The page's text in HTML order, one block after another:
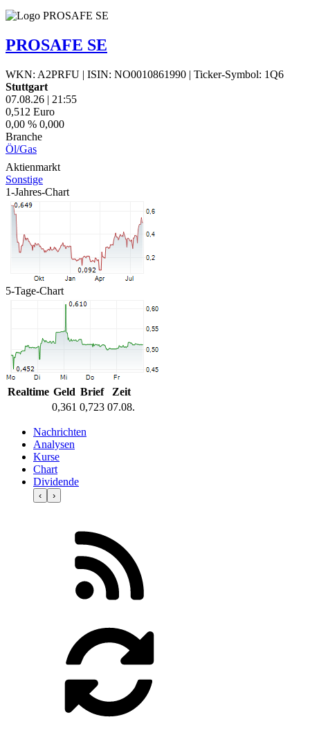
PROSAFE SE
WKN: A2PRFU | ISIN: NO0010861990 | Ticker-Symbol: 1Q6
Stuttgart
07.08.26 | 21:55
0,512 Euro
0,00 % 0,000
Branche
Öl/Gas
Aktienmarkt
Sonstige
1-Jahres-Chart
5-Tage-Chart
Realtime Geld Brief
Zeit
0,361 0,723 07.08.
Nachrichten
Analysen
Kurse
Chart
Dividende
‹ ›